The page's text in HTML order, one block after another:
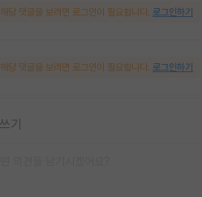
해당 댓글을 보려면 로그인이 필요합니다. 로그인하기
해당 댓글을 보려면 로그인이 필요합니다. 로그인하기
기